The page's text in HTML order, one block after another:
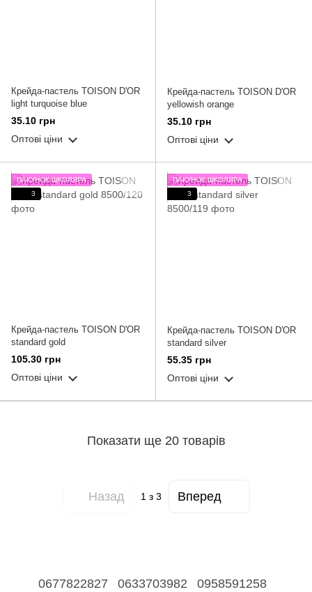
Крейда-пастель TOISON D'OR
light turquoise blue
35.10 грн
Оптові ціни
Крейда-пастель TOISON D'OR
yellowish orange
35.10 грн
Оптові ціни
ПАКУНОК ШКОЛЯРА
3
Крейда-пастель TOISON D'OR
standard gold
105.30 грн
Оптові ціни
ПАКУНОК ШКОЛЯРА
3
Крейда-пастель TOISON D'OR
standard silver
55.35 грн
Оптові ціни
Показати ще 20 товарів
Назад 1з 3 Вперед
0677822827 0633703982 0958591258